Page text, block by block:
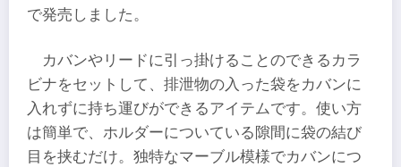
で発売しました。
カバンやリードに引っ掛けることのできるカラ
ビナをセットして、排泄物の入った袋をカバンに
入れずに持ち運びができるアイテムです。使い方
は簡単で、ホルダーについている隙間に袋の結び
目を挟むだけ。独特なマーブル模様でカバンにつ